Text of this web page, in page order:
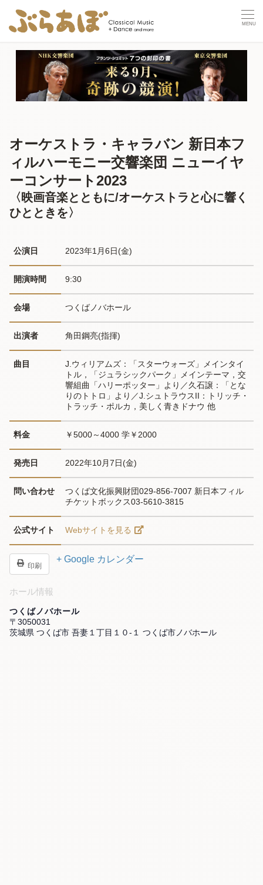
オーケストラ・キャラバン 新日本フ
ィルハーモニー交響楽団 ニューイヤ
ーコンサート2023
〈映画音楽とともに/オーケストラと心に響く
ひとときを〉
公演日 2023年1月6日(金)
開演時間 9:30
会場 つくばノバホール
出演者 角田鋼亮(指揮)
曲目
J.ウィリアムズ：「スターウォーズ」メインタイ
トル，「ジュラシックパーク」メインテーマ，交
響組曲「ハリーポッター」より／久石譲：「とな
りのトトロ」より／J.シュトラウスII：トリッチ・
トラッチ・ポルカ，美しく青きドナウ 他
料金 ￥5000～4000 学￥2000
発売日 2022年10月7日(金)
問い合わせ
つくば文化振興財団029-856-7007 新日本フィル
チケットボックス03-5610-3815
公式サイト Webサイトを見る
印刷
+ Google カレンダー
ホール情報
つくばノバホール
〒3050031
茨城県 つくば市 吾妻１丁目１０-１ つくば市ノバホール